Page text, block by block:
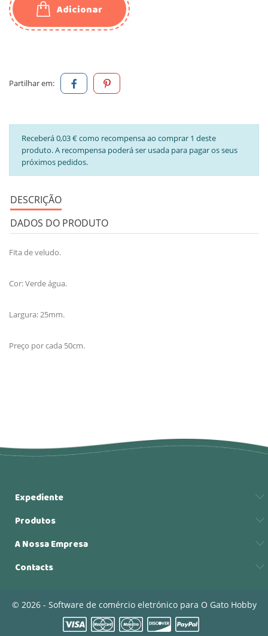
Adicionar
Partilhar em:
Receberá 0,03 € como recompensa ao comprar 1 deste
produto. A recompensa poderá ser usada para pagar os seus
próximos pedidos.
DESCRIÇÃO
DADOS DO PRODUTO
Fita de veludo.
Cor: Verde água.
Largura: 25mm.
Preço por cada 50cm.
Expediente
Produtos
A Nossa Empresa
Contacts
© 2026 - Software de comércio eletrónico para O Gato Hobby